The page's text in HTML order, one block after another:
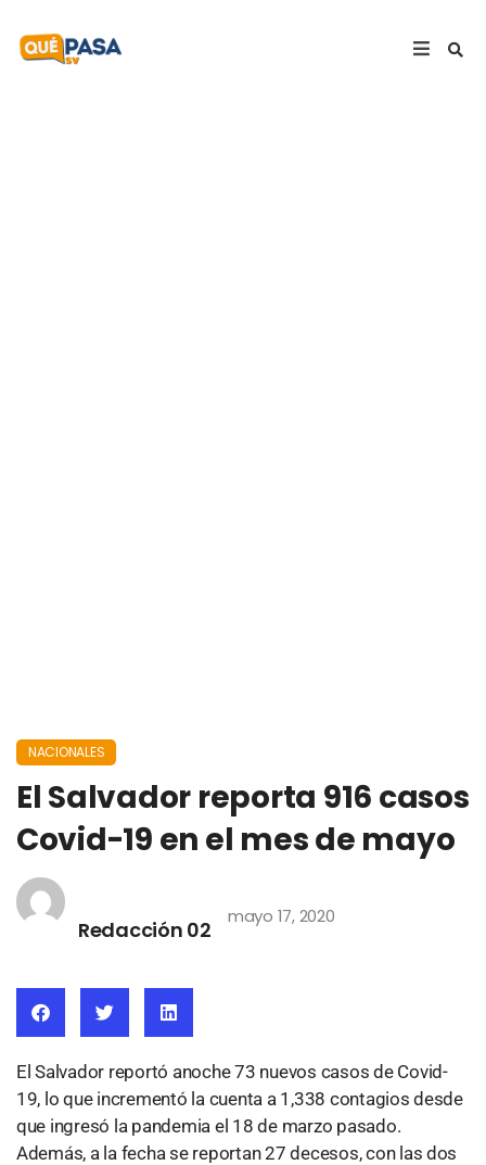
NACIONALES
El Salvador reporta 916 casos
Covid-19 en el mes de mayo
Redacción 02
mayo 17, 2020
El Salvador reportó anoche 73 nuevos casos de Covid-
19, lo que incrementó la cuenta a 1,338 contagios desde
que ingresó la pandemia el 18 de marzo pasado.
Además, a la fecha se reportan 27 decesos, con las dos